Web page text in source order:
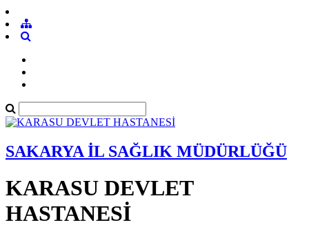
SAKARYA İL SAĞLIK MÜDÜRLÜĞÜ
KARASU DEVLET
HASTANESİ